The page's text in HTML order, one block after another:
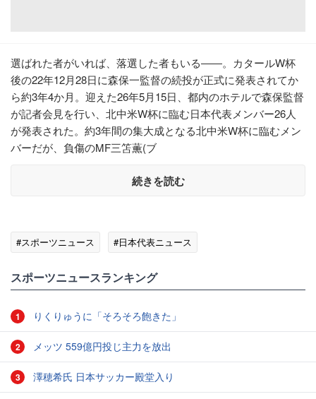
選ばれた者がいれば、落選した者もいる――。カタールW杯
後の22年12月28日に森保一監督の続投が正式に発表されてか
ら約3年4か月。迎えた26年5月15日、都内のホテルで森保監督
が記者会見を行い、北中米W杯に臨む日本代表メンバー26人
が発表された。約3年間の集大成となる北中米W杯に臨むメン
バーだが、負傷のMF三笘薫(ブ
続きを読む
#スポーツニュース #日本代表ニュース
スポーツニュースランキング
1 りくりゅうに「そろそろ飽きた」
2 メッツ 559億円投じ主力を放出
3 澤穂希氏 日本サッカー殿堂入り